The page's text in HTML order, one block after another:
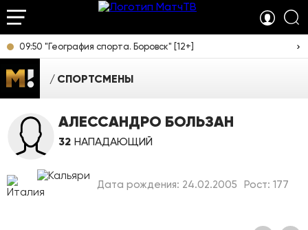
09:50 "География спорта. Боровск" [12+]
СПОРТСМЕНЫ
АЛЕССАНДРО БОЛЬЗАН
32 НАПАДАЮЩИЙ
Дата рождения: 24.02.2005 Рост: 177